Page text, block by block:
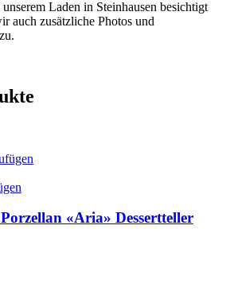
Laden in Steinhausen besichtigt
auch zusätzliche Photos und
«Aria» Dessertteller